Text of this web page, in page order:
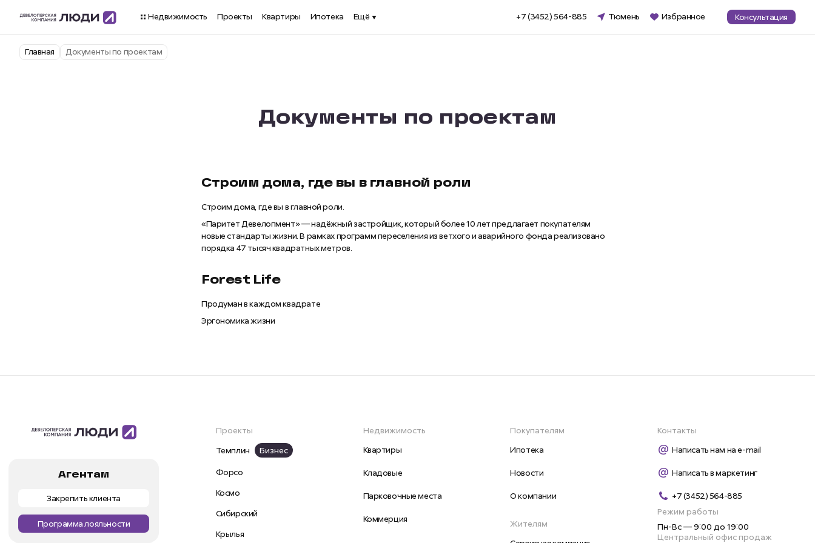
Недвижимость Проекты Квартиры Ипотека Ещё +7 (3452) 564-885 Тюмень Избранное Консультация
Главная Документы по проектам
Документы по проектам
Строим дома, где вы в главной роли
Строим дома, где вы в главной роли.
«Паритет Девелопмент» — надёжный застройщик, который более 10 лет предлагает покупателям
новые стандарты жизни. В рамках программ переселения из ветхого и аварийного фонда реализовано
порядка 47 тысяч квадратных метров.
Forest Life
Продуман в каждом квадрате
Эргономика жизни
Агентам
Закрепить клиента
Программа лояльности
Проекты
Темплин
Бизнес
Форсо
Космо
Сибирский
Крылья
Недвижимость
Квартиры
Кладовые
Парковочные места
Коммерция
Покупателям
Ипотека
Новости
О компании
Жителям
Контакты
Написать нам на e-mail
Написать в маркетинг
+7 (3452) 564-885
Режим работы
Пн-Вс — 9:00 до 19:00
Центральный офис продаж